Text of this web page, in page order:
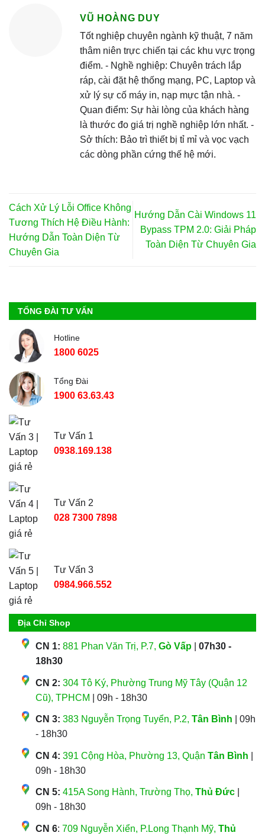
VŨ HOÀNG DUY
Tốt nghiệp chuyên ngành kỹ thuật, 7 năm
thâm niên trực chiến tại các khu vực trọng
điểm. - Nghề nghiệp: Chuyên trách lắp
ráp, cài đặt hệ thống mạng, PC, Laptop và
xử lý sự cố máy in, nạp mực tận nhà. -
Quan điểm: Sự hài lòng của khách hàng
là thước đo giá trị nghề nghiệp lớn nhất. -
Sở thích: Bảo trì thiết bị tỉ mỉ và vọc vạch
các dòng phần cứng thế hệ mới.
Cách Xử Lý Lỗi Office Không
Tương Thích Hệ Điều Hành:
Hướng Dẫn Toàn Diện Từ
Chuyên Gia
Hướng Dẫn Cài Windows 11
Bypass TPM 2.0: Giải Pháp
Toàn Diện Từ Chuyên Gia
TỔNG ĐÀI TƯ VẤN
Hotline
1800 6025
Tổng Đài
1900 63.63.43
Tư Vấn 1
0938.169.138
Tư Vấn 2
028 7300 7898
Tư Vấn 3
0984.966.552
Địa Chỉ Shop
CN 1: 881 Phan Văn Trị, P.7, Gò Vấp
07h30 -
18h30
CN 2: 304 Tô Ký, Phường Trung Mỹ Tây (Quận 12
Cũ), TPHCM
| 09h - 18h30
CN 3: 383 Nguyễn Trọng Tuyển, P.2, Tân Bình | 09h
- 18h30
CN 4: 391 Cộng Hòa, Phường 13, Quận Tân Bình
09h - 18h30
CN 5: 415A Song Hành, Trường Thọ, Thủ Đức
09h - 18h30
CN 6: 709 Nguyễn Xiển, P.Long Thạnh Mỹ, Thủ